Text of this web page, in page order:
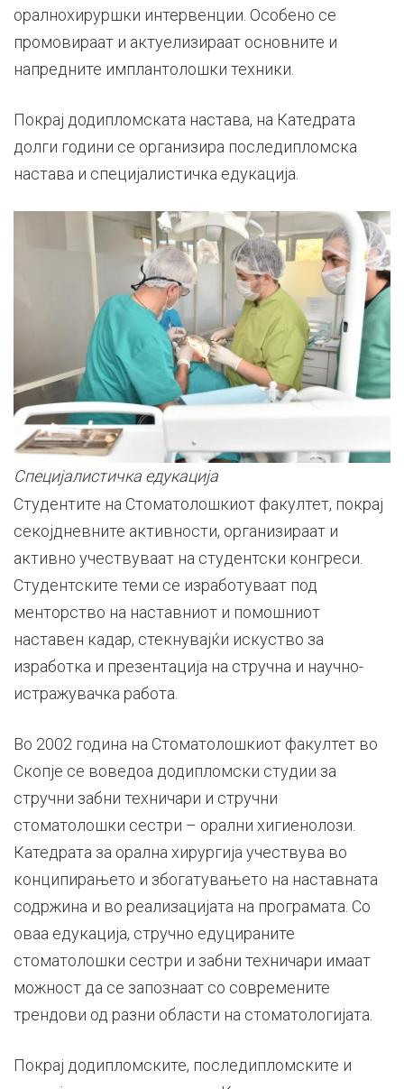
оралнохируршки интервенции. Особено се
промовираат и актуелизираат основните и
напредните имплантолошки техники.
Покрај додипломската настава, на Катедрата
долги години се организира последипломска
настава и специјалистичка едукација.
Специјалистичка едукација
Студентите на Стоматолошкиот факултет, покрај
секојдневните активности, организираат и
активно учествуваат на студентски конгреси.
Студентските теми се изработуваат под
менторство на наставниот и помошниот
наставен кадар, стекнувајќи искуство за
изработка и презентација на стручна и научно-
истражувачка работа.
Во 2002 година на Стоматолошкиот факултет во
Скопје се воведоа додипломски студии за
стручни забни техничари и стручни
стоматолошки сестри – орални хигиенолози.
Катедрата за орална хирургија учествува во
конципирањето и збогатувањето на наставната
содржина и во реализацијата на програмата. Со
оваа едукација, стручно едуцираните
стоматолошки сестри и забни техничари имаат
можност да се запознаат со современите
трендови од разни области на стоматологијата.
Покрај додипломските, последипломските и